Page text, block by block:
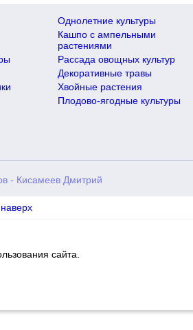
Однолетние культуры
Кашпо с ампельными
растениями
Рассада овощных культур
Декоративные травы
Хвойные растения
Плодово-ягодные культуры
- Кисамеев Дмитрий
наверх
сайта.